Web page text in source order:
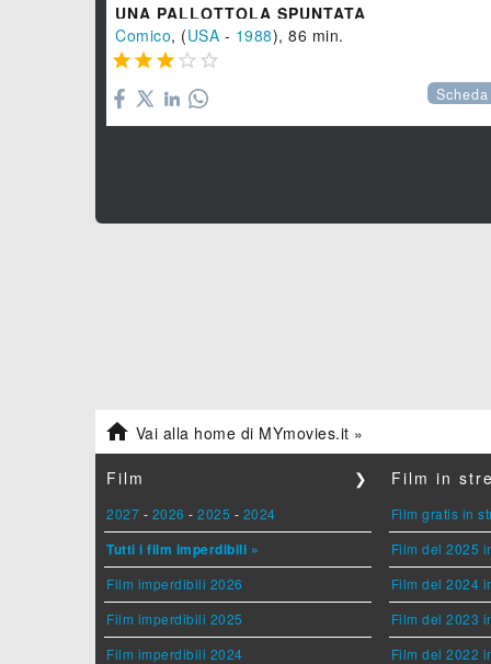
UNA PALLOTTOLA SPUNTATA
Comico, (USA - 1988), 86 min.
    
 Vai alla home di MYmovies.it »
Film ❯
2027 - 2026 - 2025 - 2024
Tutti i film imperdibili »
Film imperdibili 2026
Film imperdibili 2025
Film imperdibili 2024
Film in
Film gratis in
Film del 2025
Film del 2024
Film del 2023
Film del 2022